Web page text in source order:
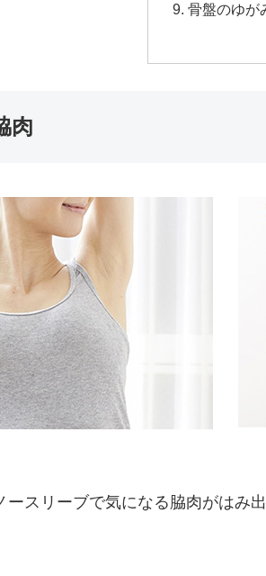
骨盤のゆが
肉
ースリーブで気になる脇肉がはみ